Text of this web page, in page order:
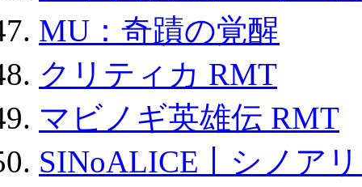
MU：奇蹟の覚醒
クリティカ RMT
マビノギ英雄伝 RMT
SINoALICE丨シノア